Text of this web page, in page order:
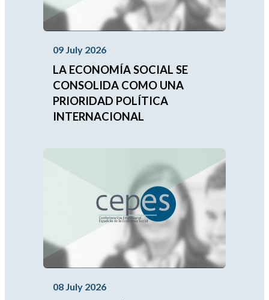
09 July 2026
LA ECONOMÍA SOCIAL SE
CONSOLIDA COMO UNA
PRIORIDAD POLÍTICA
INTERNACIONAL
08 July 2026